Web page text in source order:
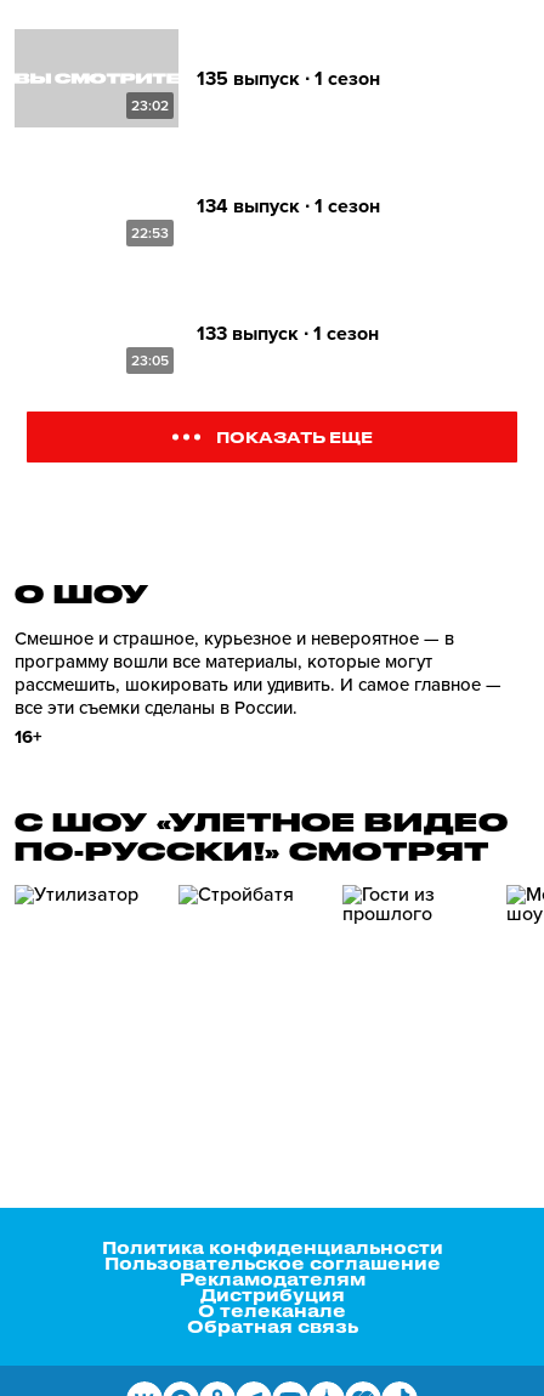
23:02
135 выпуск ∙ 1 сезон
22:53
134 выпуск ∙ 1 сезон
23:05
133 выпуск ∙ 1 сезон
ПОКАЗАТЬ ЕЩЕ
О ШОУ
Смешное и страшное, курьезное и невероятное — в
программу вошли все материалы, которые могут
рассмешить, шокировать или удивить. И самое главное —
все эти съемки сделаны в России.
16+
С ШОУ «УЛЕТНОЕ ВИДЕО
ПО-РУССКИ!» СМОТРЯТ
Политика конфиденциальности
Пользовательское соглашение
Рекламодателям
Дистрибуция
О телеканале
Обратная связь